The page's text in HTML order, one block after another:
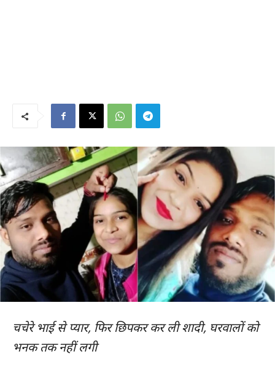
चचेरे भाई से प्यार, फिर छिपकर कर ली शादी, घरवालों को
भनक तक नहीं लगी